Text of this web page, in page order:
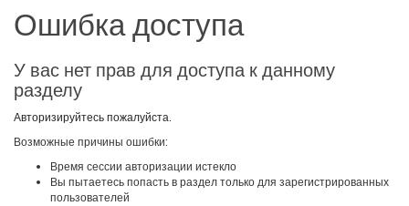
Ошибка доступа
У вас нет прав для доступа к данному
разделу
Авторизируйтесь пожалуйста.
Возможные причины ошибки:
Время сессии авторизации истекло
Вы пытаетесь попасть в раздел только для зарегистрированных
пользователей